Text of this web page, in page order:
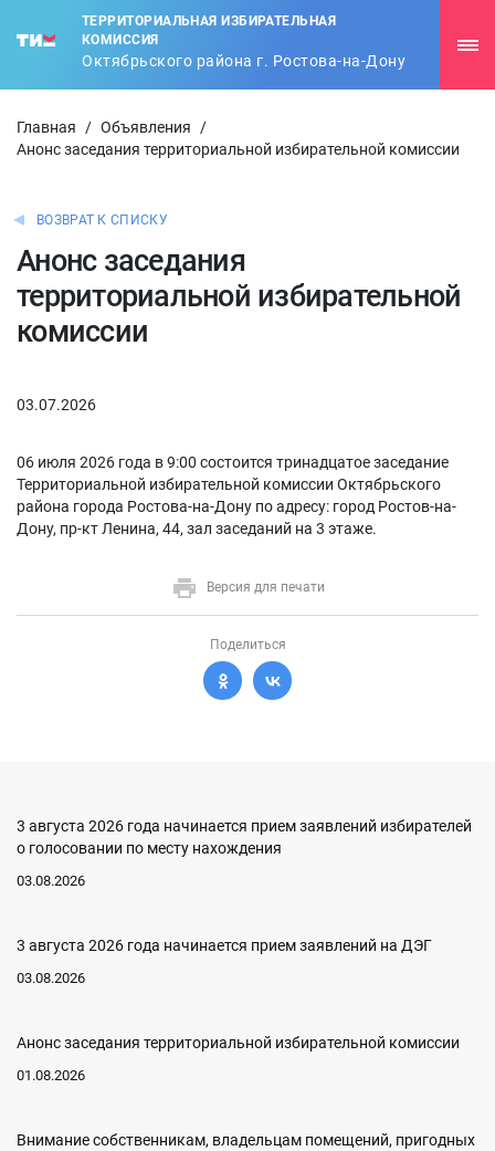
ТЕРРИТОРИАЛЬНАЯ ИЗБИРАТЕЛЬНАЯ
КОМИССИЯ
Октябрьского района г. Ростова-на-Дону
Главная / Объявления
/
Анонс заседания территориальной избирательной комиссии
ВОЗВРАТ К СПИСКУ
Анонс заседания
территориальной избирательной
комиссии
03.07.2026
06 июля 2026 года в 9:00 состоится тринадцатое заседание
Территориальной избирательной комиссии Октябрьского
района города Ростова-на-Дону по адресу: город Ростов-на-
Дону, пр-кт Ленина, 44, зал заседаний на 3 этаже.
Версия для печати
Поделиться
3 августа 2026 года начинается прием заявлений избирателей
о голосовании по месту нахождения
03.08.2026
3 августа 2026 года начинается прием заявлений на ДЭГ
03.08.2026
Анонс заседания территориальной избирательной комиссии
01.08.2026
Внимание собственникам, владельцам помещений, пригодных